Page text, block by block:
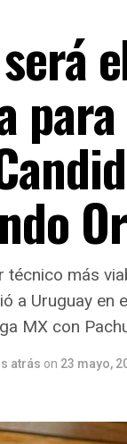
técnico más
a Uruguay en
MX con
atrás on 23 mayo,